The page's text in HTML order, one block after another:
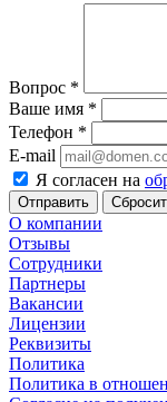
Вопрос *
Ваше имя *
Телефон *
E-mail
Я согласен на
О компании
Отзывы
Сотрудники
Партнеры
Вакансии
Лицензии
Реквизиты
Политика
Политика в